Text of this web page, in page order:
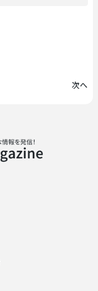
次へ